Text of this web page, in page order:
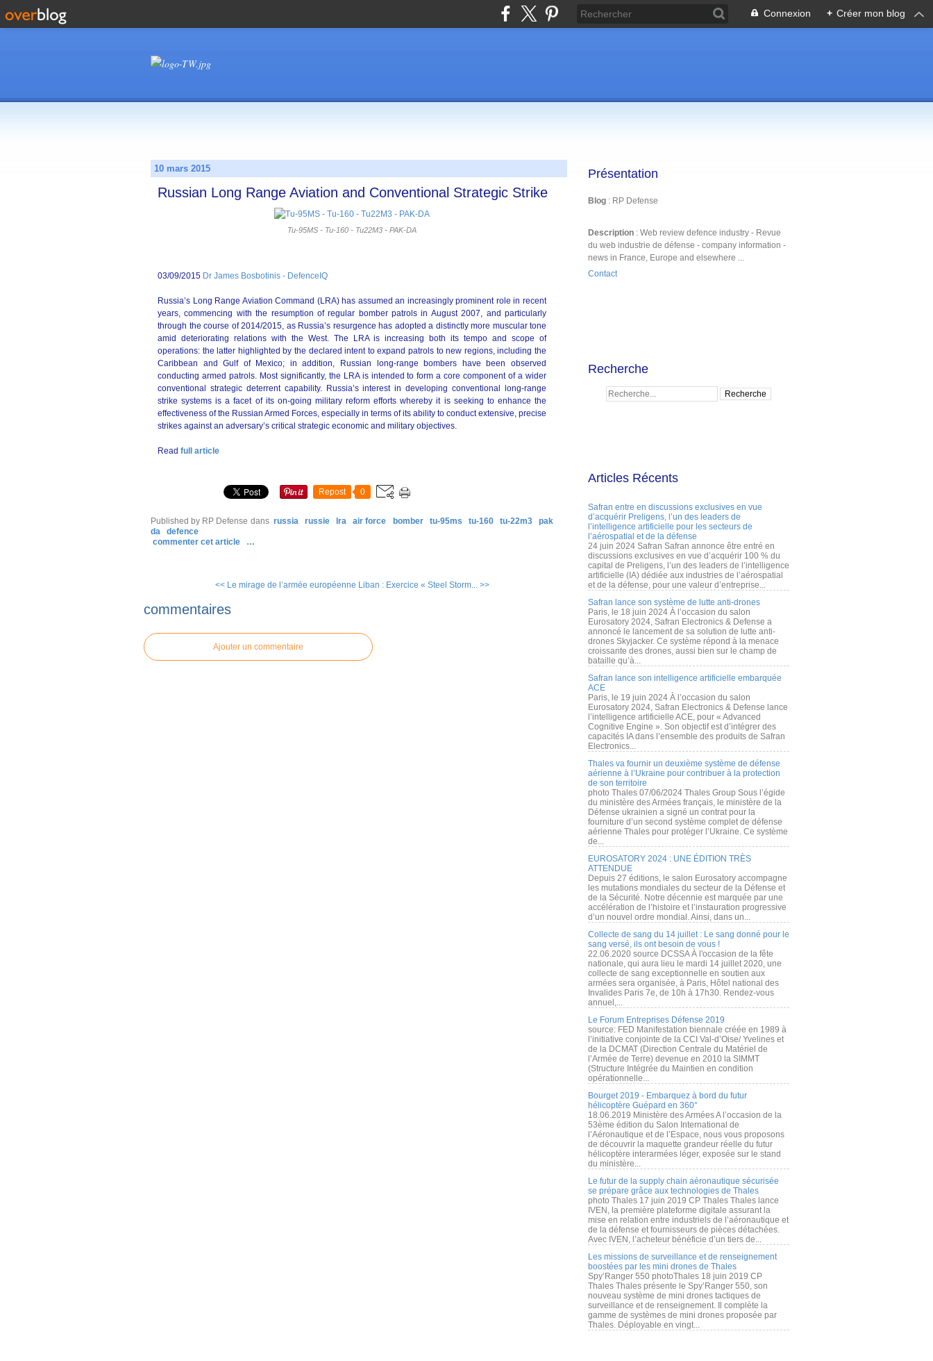
Connexion + Créer mon blog
10 mars 2015
Russian Long Range Aviation and Conventional Strategic Strike
Tu-95MS - Tu-160 - Tu22M3 - PAK-DA
03/09/2015 Dr James Bosbotinis - DefenceIQ
Russia’s Long Range Aviation Command (LRA) has assumed an increasingly prominent role in recent
years, commencing with the resumption of regular bomber patrols in August 2007, and particularly
through the course of 2014/2015, as Russia’s resurgence has adopted a distinctly more muscular tone
amid deteriorating relations with the West. The LRA is increasing both its tempo and scope of
operations: the latter highlighted by the declared intent to expand patrols to new regions, including the
Caribbean and Gulf of Mexico; in addition, Russian long-range bombers have been observed
conducting armed patrols. Most significantly, the LRA is intended to form a core component of a wider
conventional strategic deterrent capability. Russia’s interest in developing conventional long-range
strike systems is a facet of its on-going military reform efforts whereby it is seeking to enhance the
effectiveness of the Russian Armed Forces, especially in terms of its ability to conduct extensive, precise
strikes against an adversary’s critical strategic economic and military objectives.
Read full article
Repost 0
Published by RP Defense dans russia russie lra air force bomber tu-95ms tu-160 tu-22m3
pak
da
defence
commenter cet article
…
<< Le mirage de l’armée européenne Liban : Exercice « Steel Storm... >>
commentaires
Ajouter un commentaire
Présentation
Blog : RP Defense
Description : Web review defence industry - Revue
du web industrie de défense - company information -
news in France, Europe and elsewhere ...
Contact
Recherche
Articles Récents
Safran entre en discussions exclusives en vue
d’acquérir Preligens, l’un des leaders de
l’intelligence artificielle pour les secteurs de
l’aérospatial et de la défense
24 juin 2024 Safran Safran annonce être entré en
discussions exclusives en vue d’acquérir 100 % du
capital de Preligens, l’un des leaders de l’intelligence
artificielle (IA) dédiée aux industries de l’aérospatial
et de la défense, pour une valeur d’entreprise...
Safran lance son système de lutte anti-drones
Paris, le 18 juin 2024 À l’occasion du salon
Eurosatory 2024, Safran Electronics & Defense a
annoncé le lancement de sa solution de lutte anti-
drones Skyjacker. Ce système répond à la menace
croissante des drones, aussi bien sur le champ de
bataille qu’à...
Safran lance son intelligence artificielle embarquée
ACE
Paris, le 19 juin 2024 À l’occasion du salon
Eurosatory 2024, Safran Electronics & Defense lance
l’intelligence artificielle ACE, pour « Advanced
Cognitive Engine ». Son objectif est d’intégrer des
capacités IA dans l’ensemble des produits de Safran
Electronics...
Thales va fournir un deuxième système de défense
aérienne à l’Ukraine pour contribuer à la protection
de son territoire
photo Thales 07/06/2024 Thales Group Sous l’égide
du ministère des Armées français, le ministère de la
Défense ukrainien a signé un contrat pour la
fourniture d’un second système complet de défense
aérienne Thales pour protéger l’Ukraine. Ce système
de...
EUROSATORY 2024 : UNE ÉDITION TRÈS
ATTENDUE
Depuis 27 éditions, le salon Eurosatory accompagne
les mutations mondiales du secteur de la Défense et
de la Sécurité. Notre décennie est marquée par une
accélération de l’histoire et l’instauration progressive
d’un nouvel ordre mondial. Ainsi, dans un...
Collecte de sang du 14 juillet : Le sang donné pour le
sang versé, ils ont besoin de vous !
22.06.2020 source DCSSA À l'occasion de la fête
nationale, qui aura lieu le mardi 14 juillet 2020, une
collecte de sang exceptionnelle en soutien aux
armées sera organisée, à Paris, Hôtel national des
Invalides Paris 7e, de 10h à 17h30. Rendez-vous
annuel,...
Le Forum Entreprises Défense 2019
source: FED Manifestation biennale créée en 1989 à
l’initiative conjointe de la CCI Val-d’Oise/ Yvelines et
de la DCMAT (Direction Centrale du Matériel de
l’Armée de Terre) devenue en 2010 la SIMMT
(Structure Intégrée du Maintien en condition
opérationnelle...
Bourget 2019 - Embarquez à bord du futur
hélicoptère Guépard en 360°
18.06.2019 Ministère des Armées A l’occasion de la
53ème édition du Salon International de
l’Aéronautique et de l’Espace, nous vous proposons
de découvrir la maquette grandeur réelle du futur
hélicoptère interarmées léger, exposée sur le stand
du ministère...
Le futur de la supply chain aéronautique sécurisée
se prépare grâce aux technologies de Thales
photo Thales 17 juin 2019 CP Thales Thales lance
IVEN, la première plateforme digitale assurant la
mise en relation entre industriels de l’aéronautique et
de la défense et fournisseurs de pièces détachées.
Avec IVEN, l’acheteur bénéficie d’un tiers de...
Les missions de surveillance et de renseignement
boostées par les mini drones de Thales
Spy’Ranger 550 photoThales 18 juin 2019 CP
Thales Thales présente le Spy’Ranger 550, son
nouveau système de mini drones tactiques de
surveillance et de renseignement. Il complète la
gamme de systèmes de mini drones proposée par
Thales. Déployable en vingt...